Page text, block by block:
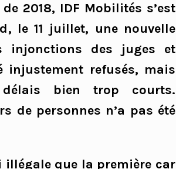
2018, IDF Mobilités s’est
le 11 juillet, une nouvelle
injonctions des juges et
injustement refusés, mais
bien trop courts.
de personnes n’a pas été
que la première car